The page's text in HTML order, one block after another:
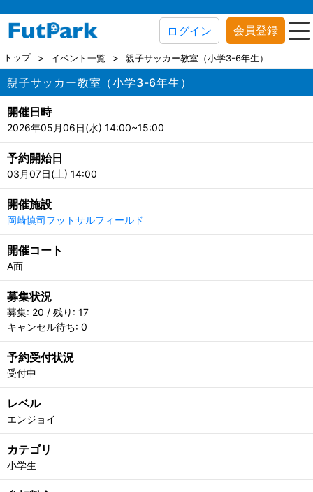
ログイン 会員登録
トップ イベント一覧 親子サッカー教室（小学3-6年生）
親子サッカー教室（小学3-6年生）
開催日時
2026年05月06日(水) 14:00~15:00
予約開始日
03月07日(土) 14:00
開催施設
岡崎慎司フットサルフィールド
開催コート
A面
募集状況
募集: 20 / 残り: 17
キャンセル待ち: 0
予約受付状況
受付中
レベル
エンジョイ
カテゴリ
小学生